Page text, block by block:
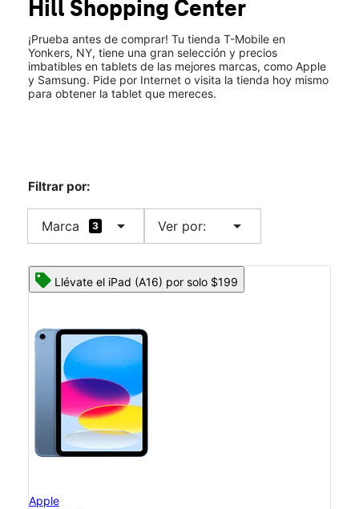
Dom.:11:00 a.m. a 7:00 p.m.
165 Market St Spc 1875 Yonkers, NY 10710
Hill Shopping Center
¡Prueba antes de comprar! Tu tienda T-Mobile en
Yonkers, NY, tiene una gran selección y precios
imbatibles en tablets de las mejores marcas, como Apple
y Samsung. Pide por Internet o visita la tienda hoy mismo
para obtener la tablet que mereces.
Filtrar por:
Marca 3 arrow_drop_down Ver por: arrow_drop_down
Llévate el iPad (A16) por solo $199
Apple